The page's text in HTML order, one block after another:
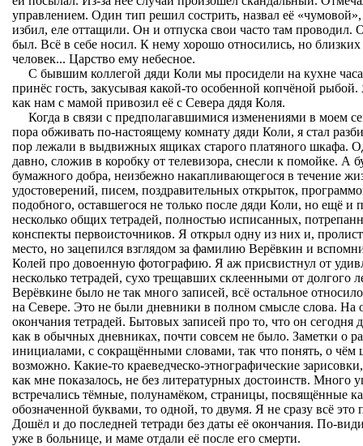
управлением. Один тип решил сострить, назвал её
избил, еле оттащили. Он и отпуска свои часто там
был. Всё в себе носил. К нему хорошо относились, но
человек... Царство ему небесное.
С бывшим коллегой дяди Коли мы просидели на кухне
принёс гость, закусывая какой-то особенной копчёной
как нам с мамой привозил её с Севера дядя Коля.
Когда в связи с предполагавшимися изменениями в моем
пора обживать по-настоящему комнату дяди Коли, я стал
пор лежали в выдвижных ящиках старого платяного шкафа.
давно, сложив в коробку от телевизора, снесли к помойке. А
бумажного добра, неизбежно накапливающегося в течение
удостоверений, писем, поздравительных открыток,
подобного, оставшегося не только после дяди Коли, но ещё и
несколько общих тетрадей, полностью исписанных,
конспекты первоисточников. Я открыл одну из них и,
место, но зацепился взглядом за фамилию Верёвкин и
Колей про довоенную фотографию. Я аж присвистнул от
несколько тетрадей, сухо трещавших склеенными от долгого
Верёвкине было не так много записей, всё остальное
на Севере. Это не были дневники в полном смысле слова. На
окончания тетрадей. Бытовых записей про то, что он сегодня
как в обычных дневниках, почти совсем не было. Заметки о
инициалами, с сокращёнными словами, так что понять, о чём
возможно. Какие-то краеведческо-этнографические
как мне показалось, не без литературных достоинств. Много
встречались тёмные, полунамёком, страницы, посвящённые
обозначенной буквами, то одной, то двумя. Я не сразу всё это
Дошёл и до последней тетради без даты её окончания. По-
уже в больнице, и маме отдали её после его смерти.